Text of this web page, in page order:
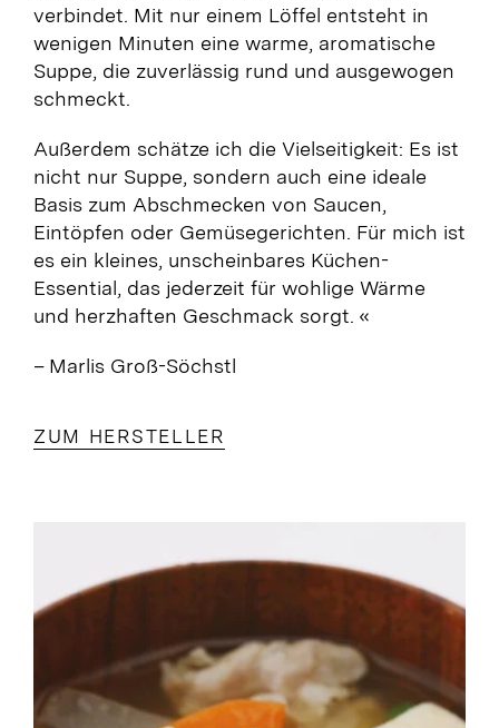
verbindet. Mit nur einem Löffel entsteht in
wenigen Minuten eine warme, aromatische
Suppe, die zuverlässig rund und ausgewogen
schmeckt.
Außerdem schätze ich die Vielseitigkeit: Es ist
nicht nur Suppe, sondern auch eine ideale
Basis zum Abschmecken von Saucen,
Eintöpfen oder Gemüsegerichten. Für mich ist
es ein kleines, unscheinbares Küchen-
Essential, das jederzeit für wohlige Wärme
und herzhaften Geschmack sorgt. «
– Marlis Groß-Söchstl
ZUM HERSTELLER